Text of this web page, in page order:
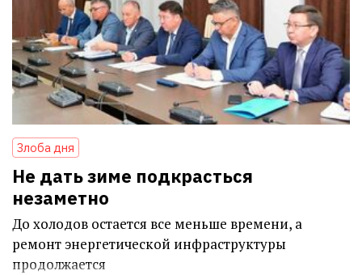
Злоба дня
Не дать зиме подкрасться
незаметно
До холодов остается все меньше времени, а
ремонт энергетической инфраструктуры
продолжается